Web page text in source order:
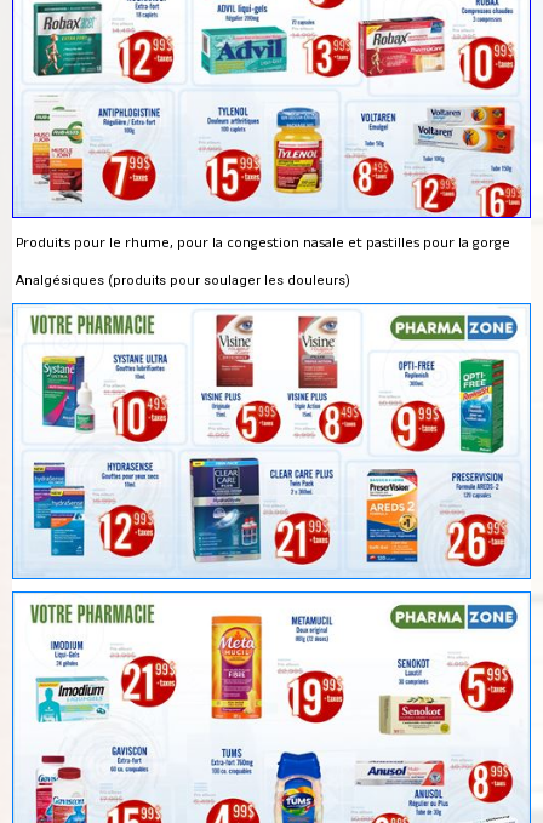
Produits pour le rhume, pour la congestion nasale et pastilles pour la gorge
Analgésiques (produits pour soulager les douleurs)